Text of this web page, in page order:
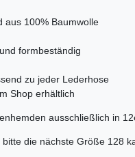
aus 100% Baumwolle
formbeständig
zu jeder Lederhose
Shop erhältlich
ausschließlich in
die nächste Größe 128